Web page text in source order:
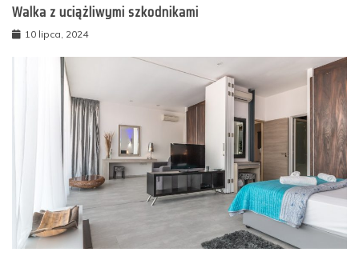
Walka z uciążliwymi szkodnikami
10 lipca, 2024